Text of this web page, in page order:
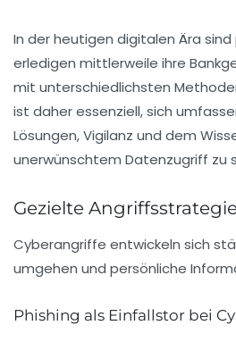
In der heutigen digitalen Ära
erledigen mittlerweile ihre
mit unterschiedlichsten
ist daher essenziell, sich
Lösungen, Vigilanz und dem
unerwünschtem Datenzugriff zu
Gezielte
Cyberangriffe entwickeln sich
umgehen und persönliche
Phishing als Einfallstor bei